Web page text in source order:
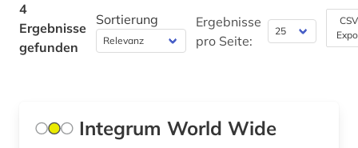
4
Ergebnisse
gefunden
Sortierung
Ergebnisse
pro Seite:
Integrum World Wide